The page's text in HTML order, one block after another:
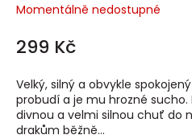
Momentálně nedostupné
299 Kč
Velký, silný a obvykle
probudí a je mu hrozné sucho.
divnou a velmi silnou chuť do
drakům běžně...